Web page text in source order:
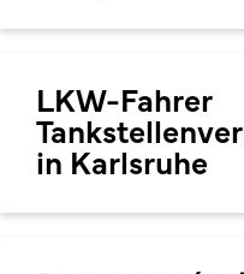
LKW-Fahrer
in Karlsruhe